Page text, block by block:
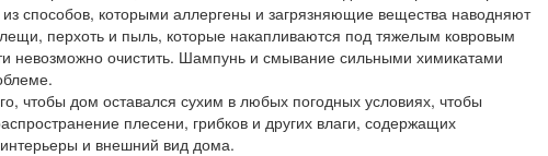
способов, которыми аллергены и загрязняющие вещества наводняют
перхоть и пыль, которые накапливаются под тяжелым ковровым
невозможно очистить. Шампунь и смывание сильными химикатами
чтобы дом оставался сухим в любых погодных условиях, чтобы
плесени, грибков и других влаги, содержащих
и внешний вид дома.